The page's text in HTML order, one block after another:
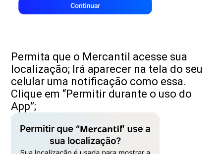
Permita que o Mercantil acesse sua
localização; Irá aparecer na tela do seu
celular uma notificação como essa.
Clique em “Permitir durante o uso do
App”;